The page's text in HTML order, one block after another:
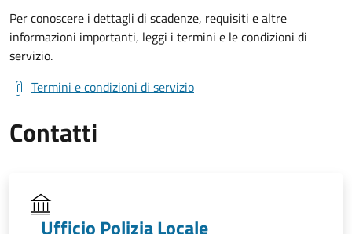
Per conoscere i dettagli di scadenze, requisiti e altre
informazioni importanti, leggi i termini e le condizioni di
servizio.
Termini e condizioni di servizio
Contatti
Ufficio Polizia Locale